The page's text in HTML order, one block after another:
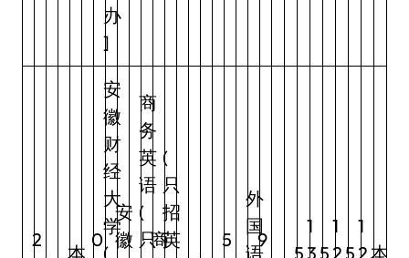
办
]
2
本
0
安
徽
财
经
大
学
(
安
徽
商
务
英
语
(
只商
(
只
招
英
5
外
国
语
9
5
1
35
1
25
1
2本